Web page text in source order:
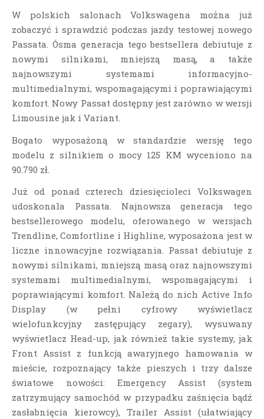
W polskich salonach Volkswagena można już
zobaczyć i sprawdzić podczas jazdy testowej nowego
Passata. Ósma generacja tego bestsellera debiutuje z
nowymi silnikami, mniejszą masą, a także
najnowszymi systemami informacyjno-
multimedialnymi, wspomagającymi i poprawiającymi
komfort. Nowy Passat dostępny jest zarówno w wersji
Limousine jak i Variant.
Bogato wyposażoną w standardzie wersję tego
modelu z silnikiem o mocy 125 KM wyceniono na
90.790 zł.
Już od ponad czterech dziesięcioleci Volkswagen
udoskonala Passata. Najnowsza generacja tego
bestsellerowego modelu, oferowanego w wersjach
Trendline, Comfortline i Highline, wyposażona jest w
liczne innowacyjne rozwiązania. Passat debiutuje z
nowymi silnikami, mniejszą masą oraz najnowszymi
systemami multimedialnymi, wspomagającymi i
poprawiającymi komfort. Należą do nich Active Info
Display (w pełni cyfrowy wyświetlacz
wielofunkcyjny zastępujący zegary), wysuwany
wyświetlacz Head-up, jak również takie systemy, jak
Front Assist z funkcją awaryjnego hamowania w
mieście, rozpoznający także pieszych i trzy dalsze
światowe nowości: Emergency Assist (system
zatrzymujący samochód w przypadku zaśnięcia bądź
zasłabnięcia kierowcy), Trailer Assist (ułatwiający